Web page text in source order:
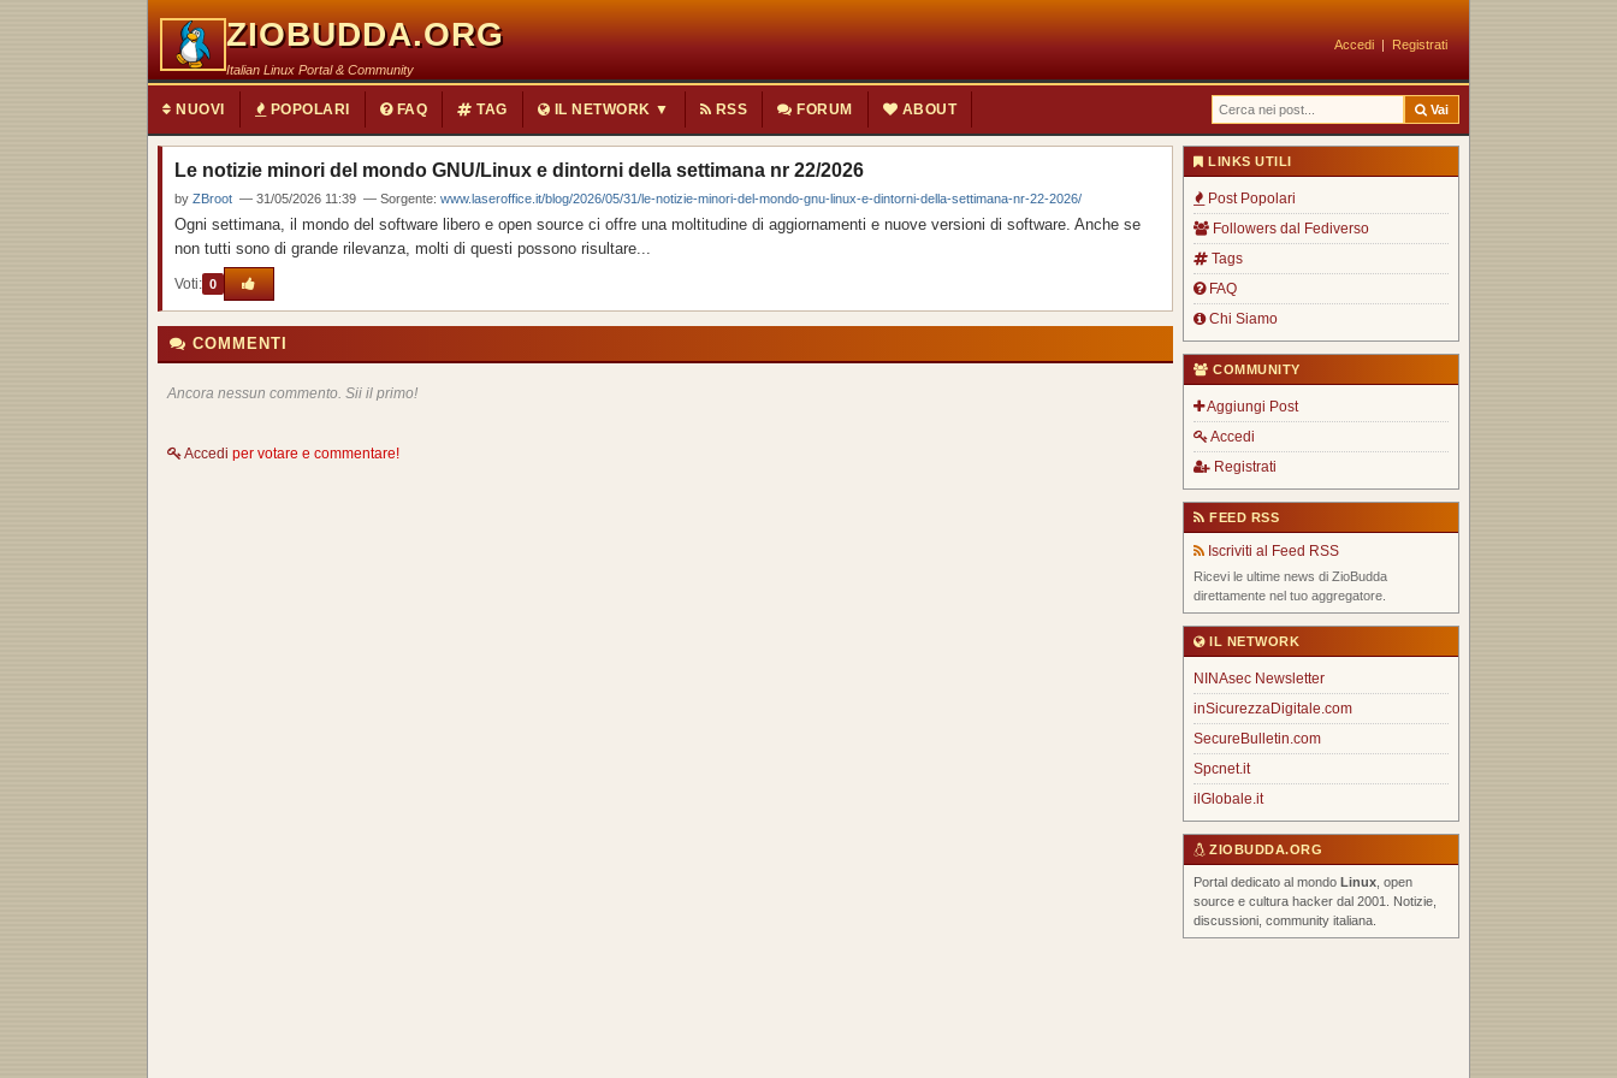
ZIOBUDDA.ORG
Italian Linux Portal & Community
Accedi | Registrati
NUOVI POPOLARI FAQ TAG IL NETWORK ▼ RSS FORUM ABOUT Vai
Le notizie minori del mondo GNU/Linux e dintorni della settimana nr 22/2026
by ZBroot — 31/05/2026 11:39 — Sorgente: www.laseroffice.it/blog/2026/05/31/le-notizie-minori-del-mondo-gnu-linux-e-dintorni-della-settimana-nr-22-2026/
Ogni settimana, il mondo del software libero e open source ci offre una moltitudine di aggiornamenti e nuove versioni di software. Anche se
non tutti sono di grande rilevanza, molti di questi possono risultare...
Voti: 0
COMMENTI
Ancora nessun commento. Sii il primo!
Accedi per votare e commentare!
LINKS UTILI
Post Popolari
Followers dal Fediverso
Tags
FAQ
Chi Siamo
COMMUNITY
Aggiungi Post
Accedi
Registrati
FEED RSS
Iscriviti al Feed RSS
Ricevi le ultime news di ZioBudda
direttamente nel tuo aggregatore.
IL NETWORK
NINAsec Newsletter
inSicurezzaDigitale.com
SecureBulletin.com
Spcnet.it
ilGlobale.it
ZIOBUDDA.ORG
Portal dedicato al mondo Linux , open
source e cultura hacker dal 2001. Notizie,
discussioni, community italiana.